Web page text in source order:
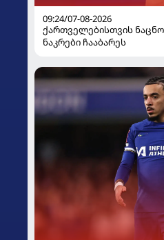
09:24/07-08-2026
ქართველებისთვის
ნაკრები ჩააბარეს